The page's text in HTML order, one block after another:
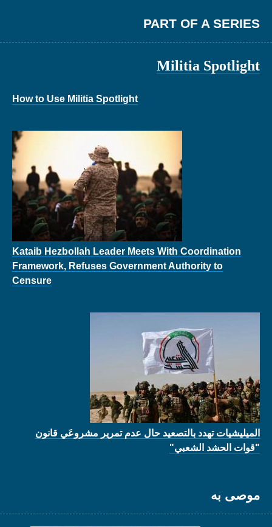
PART OF A SERIES
Militia Spotlight
How to Use Militia Spotlight
Kataib Hezbollah Leader Meets With Coordination
Framework, Refuses Government Authority to
Censure
الميليشيات تهدد بالتصعيد حال عدم تمرير مشروعَي قانون
"قوات الحشد الشعبي"
موصى به